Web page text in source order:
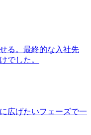
る。最終的な入社先
でした。
広げたいフェーズで一